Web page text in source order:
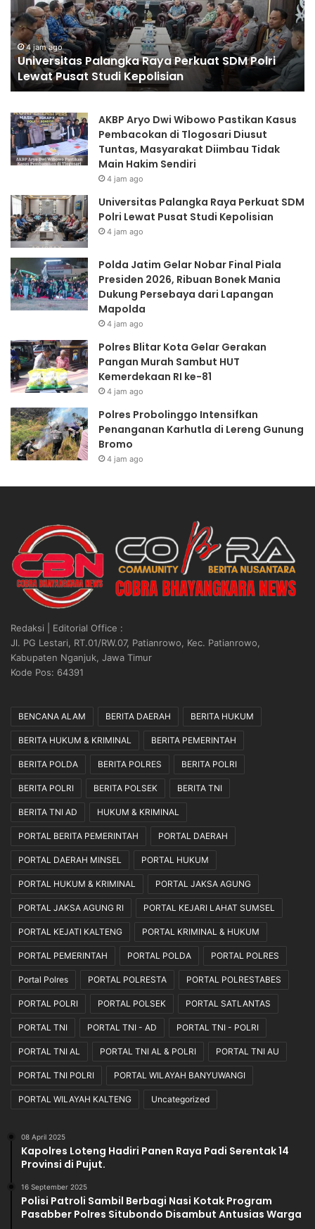
Piala
Presiden
2026,
Ribuan
Bonek
Mania
Persebaya
dari
Lapangan
Mapolda
4 jam ago
Polda Jatim Gelar Nobar Final Piala Presiden
2026, Ribuan Bonek Mania Dukung Persebaya
dari Lapangan Mapolda
RI
AKBP Aryo Dwi Wibowo Pastikan Kasus
Pembacokan di Tlogosari Diusut
Tuntas, Masyarakat Diimbau Tidak
Main Hakim Sendiri
4 jam ago
Universitas Palangka Raya Perkuat SDM
Polri Lewat Pusat Studi Kepolisian
4 jam ago
Polda Jatim Gelar Nobar Final Piala
Presiden 2026, Ribuan Bonek Mania
Dukung Persebaya dari Lapangan
Mapolda
4 jam ago
Polres Blitar Kota Gelar Gerakan
Pangan Murah Sambut HUT
Kemerdekaan RI ke-81
4 jam ago
Polres Probolinggo Intensifkan
Penanganan Karhutla di Lereng Gunung
Bromo
4 jam ago
Redaksi | Editorial Office :
Jl. PG Lestari, RT.01/RW.07, Patianrowo, Kec. Patianrowo,
Kabupaten Nganjuk, Jawa Timur
Kode Pos: 64391
BENCANA ALAM BERITA DAERAH BERITA HUKUM
BERITA HUKUM & KRIMINAL BERITA PEMERINTAH
BERITA POLDA BERITA POLRES BERITA POLRI
BERITA POLRI BERITA POLSEK BERITA TNI
BERITA TNI AD HUKUM & KRIMINAL
PORTAL BERITA PEMERINTAH PORTAL DAERAH
PORTAL DAERAH MINSEL PORTAL HUKUM
PORTAL HUKUM & KRIMINAL PORTAL JAKSA AGUNG
PORTAL JAKSA AGUNG RI PORTAL KEJARI LAHAT SUMSEL
PORTAL KEJATI KALTENG PORTAL KRIMINAL & HUKUM
PORTAL PEMERINTAH PORTAL POLDA PORTAL POLRES
Portal Polres PORTAL POLRESTA PORTAL POLRESTABES
PORTAL POLRI PORTAL POLSEK PORTAL SATLANTAS
PORTAL TNI PORTAL TNI - AD PORTAL TNI - POLRI
PORTAL TNI AL PORTAL TNI AL & POLRI PORTAL TNI AU
PORTAL TNI POLRI PORTAL WILAYAH BANYUWANGI
PORTAL WILAYAH KALTENG Uncategorized
08 April 2025
Kapolres Loteng Hadiri Panen Raya Padi Serentak 14
Provinsi di Pujut.
16 September 2025
Polisi Patroli Sambil Berbagi Nasi Kotak Program
Pasabber Polres Situbondo Disambut Antusias Warga